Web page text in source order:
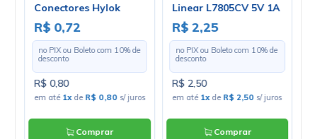
Conectores Hylok
Fêmea LW6353TM12R -
Cód. LW6353TM12R -
Unitário
R$ 0,72
no PIX ou Boleto com 10% de
desconto
R$ 0,80
em até 1xde R$ 0,80 s/ juros
Comprar
Linear L7805CV 5V 1A
Positivo TO-220 - Cód.
Loja 03
R$ 2,25
no PIX ou Boleto com 10% de
desconto
R$ 2,50
em até 1xde R$ 2,50 s/ juros
Comprar